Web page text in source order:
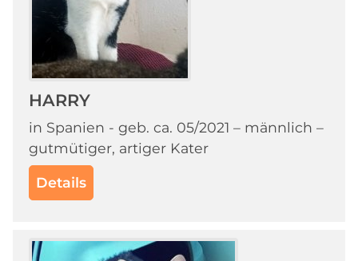
HARRY
in Spanien - geb. ca. 05/2021 – männlich –
gutmütiger, artiger Kater
Details